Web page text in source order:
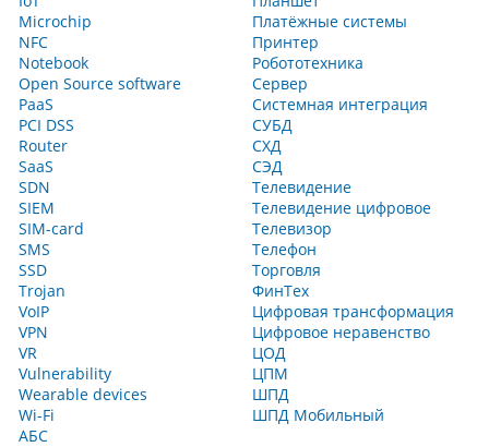
Microchip
NFC
Notebook
Open Source software
PaaS
PCI DSS
Router
SaaS
SDN
SIEM
SIM-card
SMS
SSD
Trojan
VoIP
VPN
VR
Vulnerability
Wearable devices
Wi-Fi
АБС
Платёжные системы
Принтер
Робототехника
Сервер
Системная интеграция
СУБД
СХД
СЭД
Телевидение
Телевидение цифровое
Телевизор
Телефон
Торговля
ФинТех
Цифровая трансформация
Цифровое неравенство
ЦОД
ЦПМ
ШПД
ШПД Мобильный